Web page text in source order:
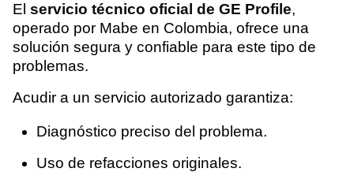
El servicio técnico oficial de GE Profile,
operado por Mabe en Colombia, ofrece una
solución segura y confiable para este tipo de
problemas.
Acudir a un servicio autorizado garantiza:
Diagnóstico preciso del problema.
Uso de refacciones originales.